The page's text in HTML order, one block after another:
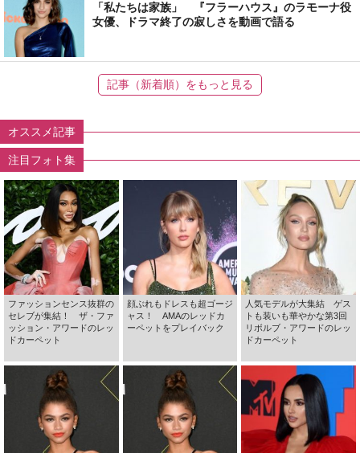
「私たちは家族」 『フラーハウス』のラモーナ役
女優、ドラマ終了の寂しさを動画で語る
記事（新着順）をもっと見る
オススメ記事
注目フォト集
ファッションセンス抜群の
セレブが集結！ ザ・ファ
ッション・アワードのレッ
ドカーペット
顔ぶれもドレスも超ゴージ
ャス！ AMAのレッドカ
ーペットをプレイバック
人気モデルが大集結 ゲス
トも装いも華やかな第3回
リボルブ・アワードのレッ
ドカーペット